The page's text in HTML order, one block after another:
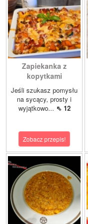
Zapiekanka z
kopytkami
Jeśli szukasz pomysłu
na sycący, prosty i
wyjątkowo... ⇖ 12
Zobacz przepis!